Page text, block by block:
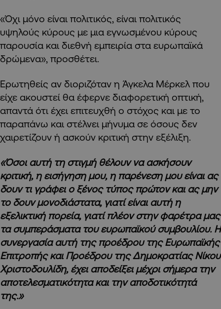
«Όχι μόνο είναι πολιτικός, είναι πολιτικός
υψηλούς κύρους με μια εγνωσμένου κύρους
παρουσία και διεθνή εμπειρία στα ευρωπαϊκά
δρώμενα», προσθέτει.
Ερωτηθείς αν διοριζόταν η Άγκελα Μέρκελ που
είχε ακουστεί θα έφερνε διαφορετική οπτική,
απαντά ότι έχει επιτευχθή ο στόχος και με το
παραπάνω και στέλνει μήνυμα σε όσους δεν
χαιρετίζουν ή ασκούν κριτική στην εξέλιξη.
«Όσοι αυτή τη στιγμή θέλουν να ασκήσουν
κριτική, η εισήγηση μου, η παρένεση μου είναι ας
δουν τι γράφει ο ξένος τύπος πρώτον και ας μην
το δουν μονοδιάστατα, γιατί είναι αυτή η
εξελικτική πορεία, γιατί πλέον στην φαρέτρα μας
τα συμπεράσματα του ευρωπαϊκού συμβουλίου. Η
συνεργασία αυτή της προέδρου της Ευρωπαϊκής
Επιτροπής και Προέδρου της Δημοκρατίας Νίκου
Χριστοδουλίδη, έχει αποδείξει μέχρι σήμερα την
αποτελεσματικότητα και την αποδοτικότητά
της.»